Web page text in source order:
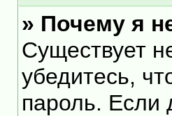
» Почему я
Существует
убедитесь,
пароль. Если